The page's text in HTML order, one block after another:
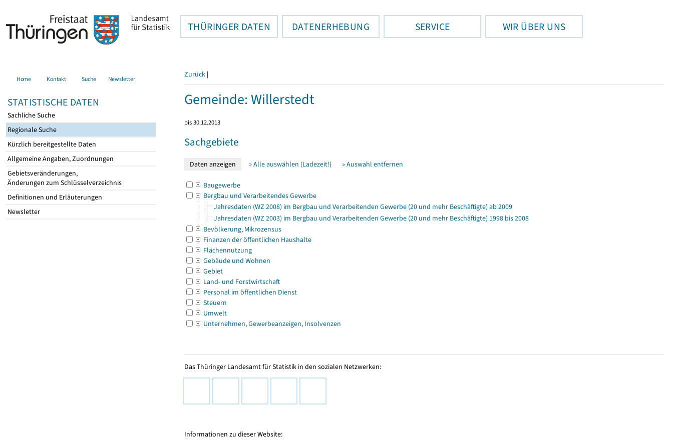
THÜRINGER DATEN DATENERHEBUNG SERVICE WIR ÜBER UNS
Home Kontakt Suche Newsletter
STATISTISCHE DATEN
Sachliche Suche
Regionale Suche
Kürzlich bereitgestellte Daten
Allgemeine Angaben, Zuordnungen
Gebietsveränderungen,
Änderungen zum Schlüsselverzeichnis
Definitionen und Erläuterungen
Newsletter
Zurück |
Gemeinde: Willerstedt
bis 30.12.2013
Sachgebiete
» Alle auswählen (Ladezeit!) » Auswahl entfernen
Baugewerbe
Bergbau und Verarbeitendes Gewerbe
Jahresdaten (WZ 2008) im Bergbau und Verarbeitenden Gewerbe (20 und mehr Beschäftigte) ab 2009
Jahresdaten (WZ 2003) im Bergbau und Verarbeitenden Gewerbe (20 und mehr Beschäftigte) 1998 bis 2008
Bevölkerung, Mikrozensus
Finanzen der öffentlichen Haushalte
Flächennutzung
Gebäude und Wohnen
Gebiet
Land- und Forstwirtschaft
Personal im öffentlichen Dienst
Steuern
Umwelt
Unternehmen, Gewerbeanzeigen, Insolvenzen
Das Thüringer Landesamt für Statistik in den sozialen Netzwerken:
Informationen zu dieser Website: